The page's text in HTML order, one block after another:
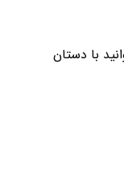
با دستان